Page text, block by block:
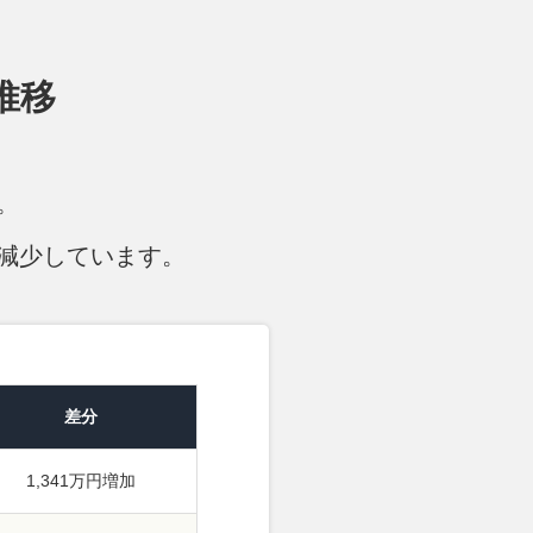
移
少しています。
差分
1,341万円増加